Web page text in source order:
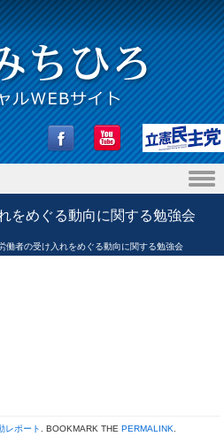
をめぐる動向に関する勉強会
働者の受け入れをめぐる動向に関する勉強会
レポート . BOOKMARK THE PERMALINK